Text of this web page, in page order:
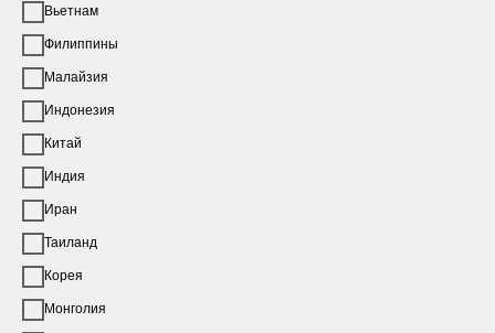
Вьетнам
Филиппины
Малайзия
Индонезия
Китай
Индия
Иран
Таиланд
Корея
Монголия